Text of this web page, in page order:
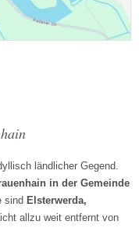
ländlicher Gegend.
in der Gemeinde
sind Elsterwerda,
allzu weit entfernt von